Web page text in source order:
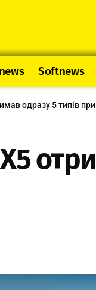
Softnews
одразу 5 типів